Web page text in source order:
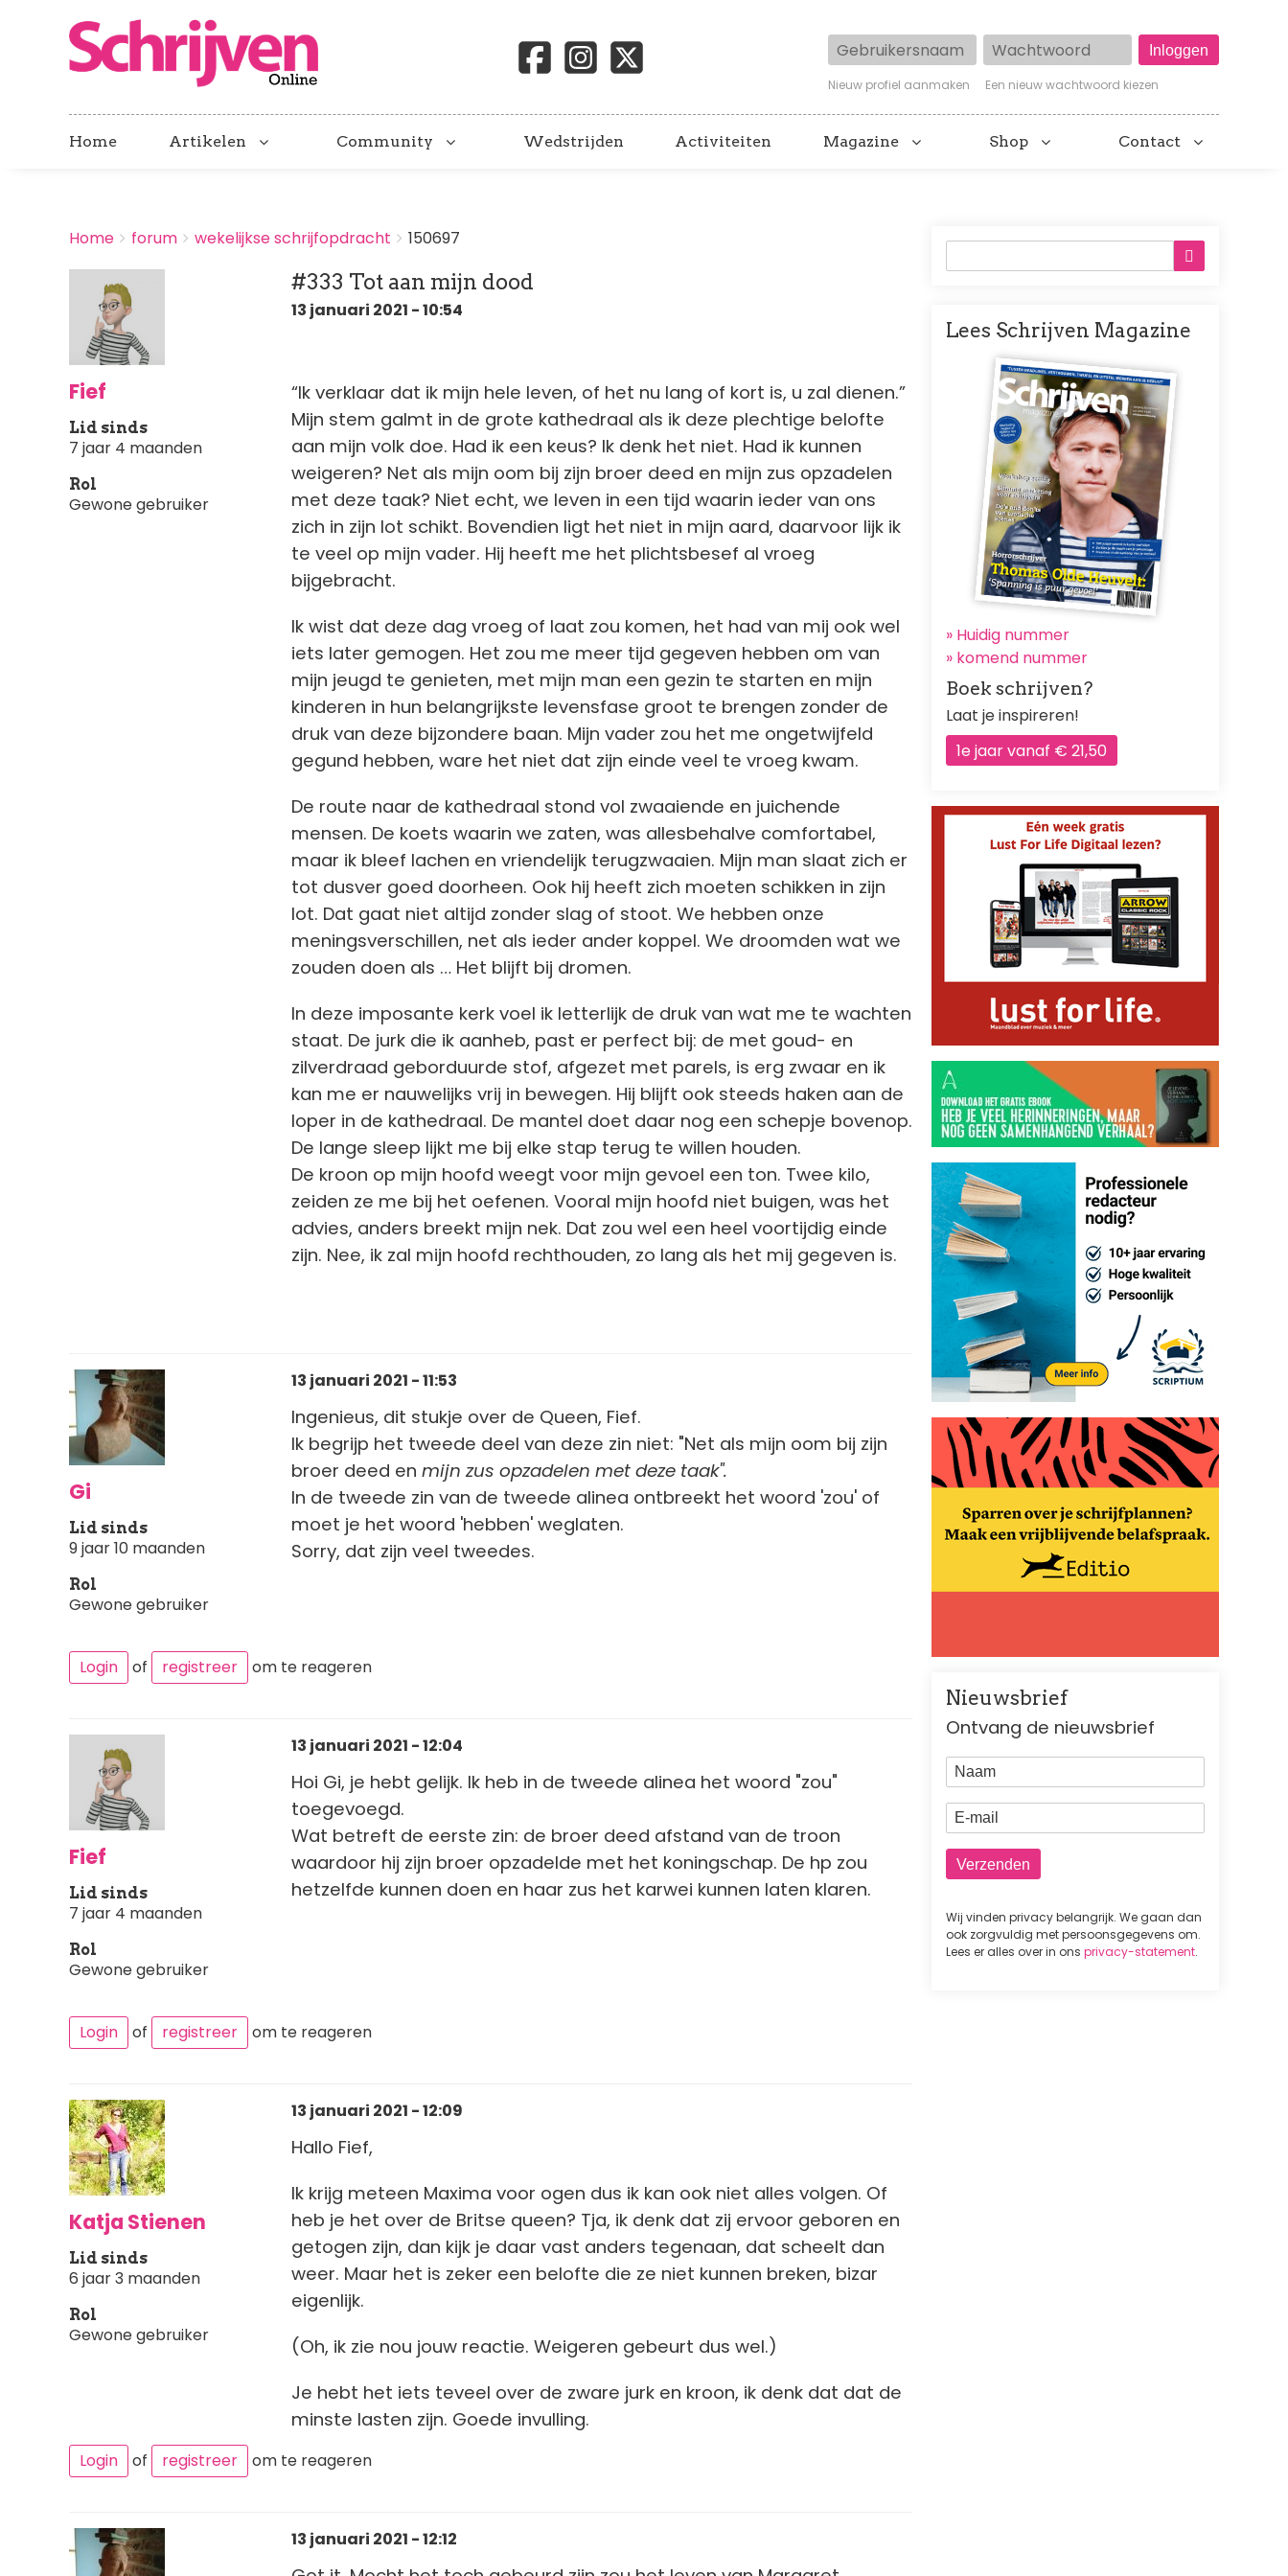
Gebruikersnaam Wachtwoord
Nieuw profiel aanmaken Een nieuw wachtwoord kiezen
Home Artikelen Community Wedstrijden Activiteiten Magazine Shop Contact
BREADCRUMBS
You
here:
Home forum wekelijkse schrijfopdracht 150697
Fief
Lid sinds
7 jaar 4 maanden
Rol
Gewone gebruiker
#333 Tot aan mijn dood
13 januari 2021 - 10:54
“Ik verklaar dat ik mijn hele leven, of het nu lang of kort is, u zal dienen.”
Mijn stem galmt in de grote kathedraal als ik deze plechtige belofte
aan mijn volk doe. Had ik een keus? Ik denk het niet. Had ik kunnen
weigeren? Net als mijn oom bij zijn broer deed en mijn zus opzadelen
met deze taak? Niet echt, we leven in een tijd waarin ieder van ons
zich in zijn lot schikt. Bovendien ligt het niet in mijn aard, daarvoor lijk ik
te veel op mijn vader. Hij heeft me het plichtsbesef al vroeg
bijgebracht.
Ik wist dat deze dag vroeg of laat zou komen, het had van mij ook wel
iets later gemogen. Het zou me meer tijd gegeven hebben om van
mijn jeugd te genieten, met mijn man een gezin te starten en mijn
kinderen in hun belangrijkste levensfase groot te brengen zonder de
druk van deze bijzondere baan. Mijn vader zou het me ongetwijfeld
gegund hebben, ware het niet dat zijn einde veel te vroeg kwam.
De route naar de kathedraal stond vol zwaaiende en juichende
mensen. De koets waarin we zaten, was allesbehalve comfortabel,
maar ik bleef lachen en vriendelijk terugzwaaien. Mijn man slaat zich er
tot dusver goed doorheen. Ook hij heeft zich moeten schikken in zijn
lot. Dat gaat niet altijd zonder slag of stoot. We hebben onze
meningsverschillen, net als ieder ander koppel. We droomden wat we
zouden doen als … Het blijft bij dromen.
In deze imposante kerk voel ik letterlijk de druk van wat me te wachten
staat. De jurk die ik aanheb, past er perfect bij: de met goud- en
zilverdraad geborduurde stof, afgezet met parels, is erg zwaar en ik
kan me er nauwelijks vrij in bewegen. Hij blijft ook steeds haken aan de
loper in de kathedraal. De mantel doet daar nog een schepje bovenop.
De lange sleep lijkt me bij elke stap terug te willen houden.
De kroon op mijn hoofd weegt voor mijn gevoel een ton. Twee kilo,
zeiden ze me bij het oefenen. Vooral mijn hoofd niet buigen, was het
advies, anders breekt mijn nek. Dat zou wel een heel voortijdig einde
zijn. Nee, ik zal mijn hoofd rechthouden, zo lang als het mij gegeven is.
Gi
Lid sinds
9 jaar 10 maanden
Rol
Gewone gebruiker
13 januari 2021 - 11:53
Ingenieus, dit stukje over de Queen, Fief.
Ik begrijp het tweede deel van deze zin niet: "Net als mijn oom bij zijn
broer deed en mijn zus opzadelen met deze taak".
In de tweede zin van de tweede alinea ontbreekt het woord 'zou' of
moet je het woord 'hebben' weglaten.
Sorry, dat zijn veel tweedes.
Login of registreer om te reageren
Fief
Lid sinds
7 jaar 4 maanden
Rol
Gewone gebruiker
13 januari 2021 - 12:04
Hoi Gi, je hebt gelijk. Ik heb in de tweede alinea het woord "zou"
toegevoegd.
Wat betreft de eerste zin: de broer deed afstand van de troon
waardoor hij zijn broer opzadelde met het koningschap. De hp zou
hetzelfde kunnen doen en haar zus het karwei kunnen laten klaren.
Login of registreer om te reageren
Katja Stienen
Lid sinds
6 jaar 3 maanden
Rol
Gewone gebruiker
13 januari 2021 - 12:09
Hallo Fief,
Ik krijg meteen Maxima voor ogen dus ik kan ook niet alles volgen. Of
heb je het over de Britse queen? Tja, ik denk dat zij ervoor geboren en
getogen zijn, dan kijk je daar vast anders tegenaan, dat scheelt dan
weer. Maar het is zeker een belofte die ze niet kunnen breken, bizar
eigenlijk.
(Oh, ik zie nou jouw reactie. Weigeren gebeurt dus wel.)
Je hebt het iets teveel over de zware jurk en kroon, ik denk dat dat de
minste lasten zijn. Goede invulling.
Login of registreer om te reageren
13 januari 2021 - 12:12
Lees Schrijven Magazine
Afbeelding
» Huidig nummer
» komend nummer
Boek schrijven?
Laat je inspireren!
1e jaar vanaf € 21,50
Nieuwsbrief
Ontvang de nieuwsbrief
Naam
E-mail
Wij vinden privacy belangrijk. We gaan dan
ook zorgvuldig met persoonsgegevens om.
Lees er alles over in ons privacy-statement.